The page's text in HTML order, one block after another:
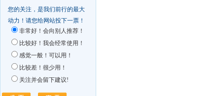
您的关注，是我们前行的最大
动力！请您给网站投下一票！
非常好！会向别人推荐！
比较好！我会经常使用！
感觉一般！可以用！
比较差！很少用！
关注并会留下建议!